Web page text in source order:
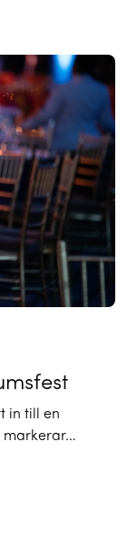
in till en
markerar…